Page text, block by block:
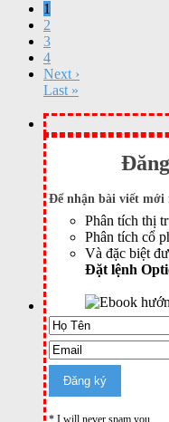
1
2
3
4
Next ›
Last »
Để nhận bài viết mới
Phân tích thị
Phân tích cổ
Và đặc biệt
Đặt lệnh